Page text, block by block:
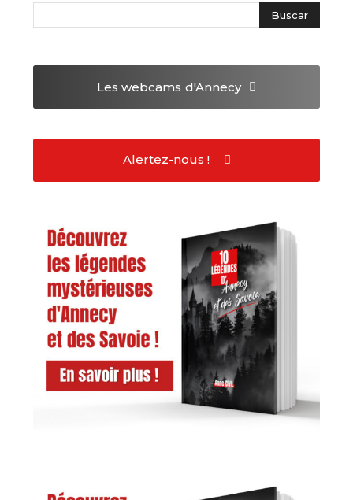
Les webcams d'Annecy
Alertez-nous !